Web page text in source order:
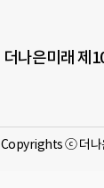
더나은미래 제
Copyrights ⓒ 더나